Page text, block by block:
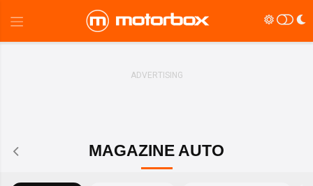
MAGAZINE AUTO